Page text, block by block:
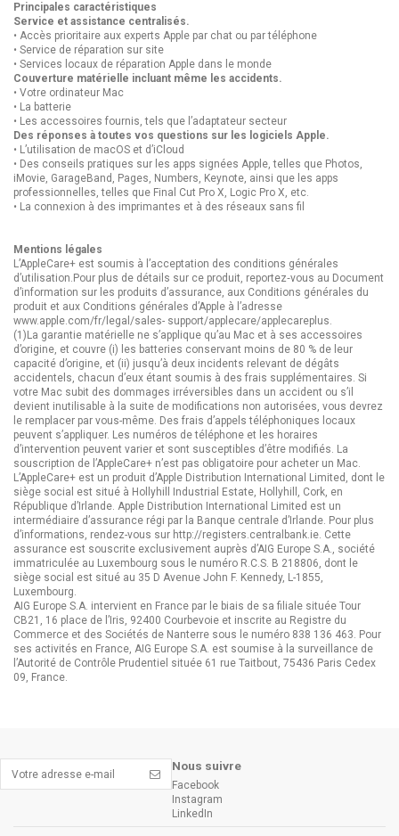
Principales caractéristiques
Service et assistance centralisés.
• Accès prioritaire aux experts Apple par chat ou par téléphone
• Service de réparation sur site
• Services locaux de réparation Apple dans le monde
Couverture matérielle incluant même les accidents.
• Votre ordinateur Mac
• La batterie
• Les accessoires fournis, tels que l’adaptateur secteur
Des réponses à toutes vos questions sur les logiciels Apple.
• L’utilisation de macOS et d’iCloud
• Des conseils pratiques sur les apps signées Apple, telles que Photos,
iMovie, GarageBand, Pages, Numbers, Keynote, ainsi que les apps
professionnelles, telles que Final Cut Pro X, Logic Pro X, etc.
• La connexion à des imprimantes et à des réseaux sans fil
Mentions légales
L’AppleCare+ est soumis à l’acceptation des conditions générales
d’utilisation.Pour plus de détails sur ce produit, reportez‐vous au Document
d’information sur les produits d’assurance, aux Conditions générales du
produit et aux Conditions générales d’Apple à l’adresse
www.apple.com/fr/legal/sales- support/applecare/applecareplus.
(1)La garantie matérielle ne s’applique qu’au Mac et à ses accessoires
d’origine, et couvre (i) les batteries conservant moins de 80 % de leur
capacité d’origine, et (ii) jusqu’à deux incidents relevant de dégâts
accidentels, chacun d’eux étant soumis à des frais supplémentaires. Si
votre Mac subit des dommages irréversibles dans un accident ou s’il
devient inutilisable à la suite de modifications non autorisées, vous devrez
le remplacer par vous-même. Des frais d’appels téléphoniques locaux
peuvent s’appliquer. Les numéros de téléphone et les horaires
d’intervention peuvent varier et sont susceptibles d’être modifiés. La
souscription de l’AppleCare+ n’est pas obligatoire pour acheter un Mac.
L’AppleCare+ est un produit d’Apple Distribution International Limited, dont le
siège social est situé à Hollyhill Industrial Estate, Hollyhill, Cork, en
République d’Irlande. Apple Distribution International Limited est un
intermédiaire d’assurance régi par la Banque centrale d’Irlande. Pour plus
d’informations, rendez-vous sur http://registers.centralbank.ie. Cette
assurance est souscrite exclusivement auprès d’AIG Europe S.A., société
immatriculée au Luxembourg sous le numéro R.C.S. B 218806, dont le
siège social est situé au 35 D Avenue John F. Kennedy, L-1855,
Luxembourg.
AIG Europe S.A. intervient en France par le biais de sa filiale située Tour
CB21, 16 place de l’Iris, 92400 Courbevoie et inscrite au Registre du
Commerce et des Sociétés de Nanterre sous le numéro 838 136 463. Pour
ses activités en France, AIG Europe S.A. est soumise à la surveillance de
l’Autorité de Contrôle Prudentiel située 61 rue Taitbout, 75436 Paris Cedex
09, France.
Nous suivre
Facebook
Instagram
LinkedIn